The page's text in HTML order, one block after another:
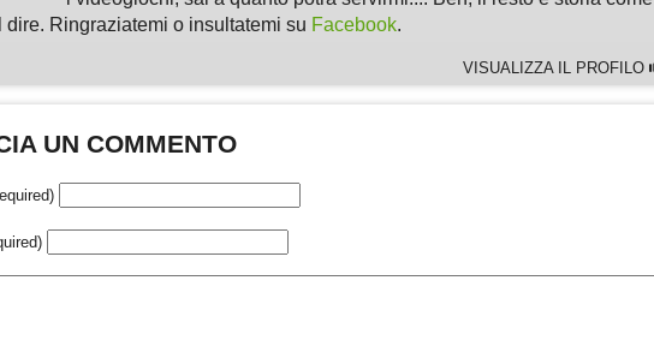
dire. Ringraziatemi o insultatemi su Facebook.
VISUALIZZA IL PROFILO
UN COMMENTO